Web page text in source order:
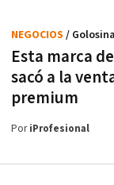
Esta marca
sacó a la
premium
NEGOCIOS /
PoriProfesional